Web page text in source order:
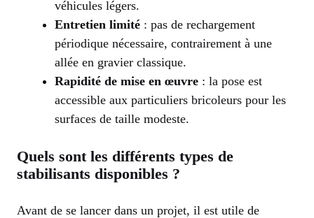
véhicules légers.
Entretien limité : pas de rechargement
périodique nécessaire, contrairement à une
allée en gravier classique.
Rapidité de mise en œuvre : la pose est
accessible aux particuliers bricoleurs pour les
surfaces de taille modeste.
Quels sont les différents types de
stabilisants disponibles ?
Avant de se lancer dans un projet, il est utile de